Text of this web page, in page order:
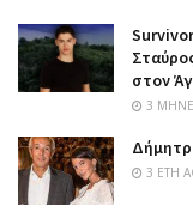
στον
3
3 ΈΤΗ